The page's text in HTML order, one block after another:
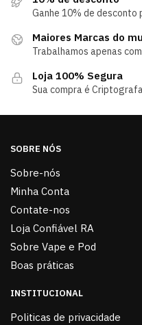
Ganhe 10% de
Maiores Marcas do
Trabalhamos apenas
Loja 100% Segura
Sua compra é
SOBRE NÓS
Sobre-nós
Minha Conta
Contate-nos
Loja Confiável RA
Sobre Vape e Pod
Boas práticas
INSTITUCIONAL
Politicas de privacidade